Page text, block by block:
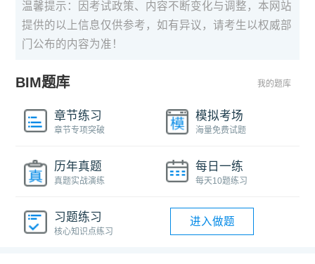
温馨提示：因考试政策、内容不断变化与调整，本网站
提供的以上信息仅供参考，如有异议，请考生以权威部
门公布的内容为准！
BIM题库 我的题库
章节练习
章节专项突破
模拟考场
海量免费试题
历年真题
真题实战演练
每日一练
每天10题练习
习题练习
核心知识点练习
进入做题